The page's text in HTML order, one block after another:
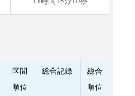
区間
順位
総合記録
総合
順位